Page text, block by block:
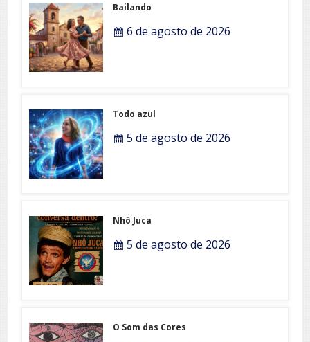
Bailando
6 de agosto de 2026
Todo azul
5 de agosto de 2026
Nhô Juca
5 de agosto de 2026
O Som das Cores